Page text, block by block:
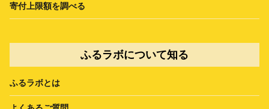
寄付上限額を調べる
ふるラボについて知る
ふるラボとは